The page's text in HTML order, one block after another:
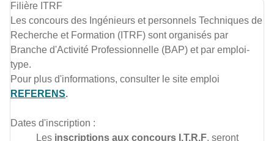
Filière ITRF
Les concours des Ingénieurs et personnels Techniques de
Recherche et Formation (ITRF) sont organisés par
Branche d'Activité Professionnelle (BAP) et par emploi-
type.
Pour plus d'informations, consulter le site emploi
REFERENS.
Dates d'inscription :
Lesinscriptions aux concours I.T.R.F. seront